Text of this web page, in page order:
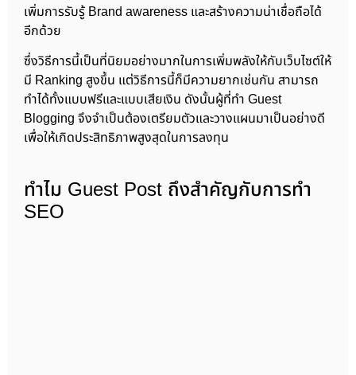
เพิ่มการรับรู้ Brand awareness และสร้างความน่าเชื่อถือได้
อีกด้วย
ซึ่งวิธีการนี้เป็นที่นิยมอย่างมากในการเพิ่มพลังให้กับเว็บไซต์ให้
มี Ranking สูงขึ้น แต่วิธีการนี้ก็มีความยากเช่นกัน สามารถ
ทำได้ทั้งแบบฟรีและแบบเสียเงิน ดังนั้นผู้ที่ทำ Guest
Blogging จึงจำเป็นต้องเตรียมตัวและวางแผนมาเป็นอย่างดี
เพื่อให้เกิดประสิทธิภาพสูงสุดในการลงทุน
ทำไม Guest Post ถึงสำคัญกับการทำ
SEO